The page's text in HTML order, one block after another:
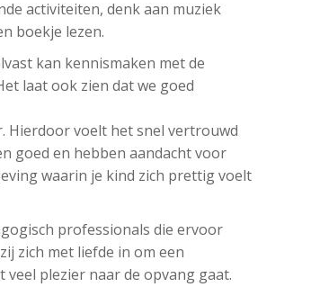
activiteiten, denk aan muziek
boekje lezen.
kan kennismaken met de
laat ook zien dat we goed
Hierdoor voelt het snel vertrouwd
goed en hebben aandacht voor
waarin je kind zich prettig voelt
professionals die ervoor
zich met liefde in om een
plezier naar de opvang gaat.